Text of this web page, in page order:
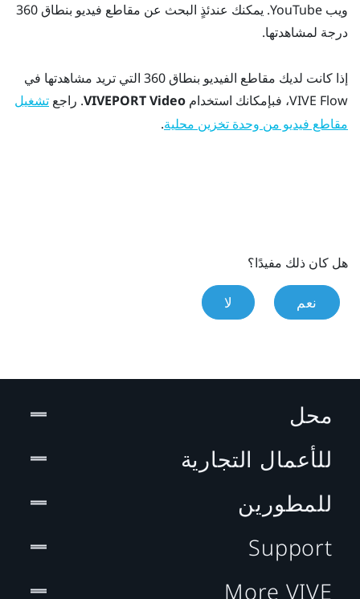
ويب YouTube
. يمكنك عندئذٍ البحث عن مقاطع فيديو بنطاق 360
درجة لمشاهدتها.
إذا كانت لديك مقاطع الفيديو بنطاق 360 التي تريد مشاهدتها في
VIVE Flow، فبإمكانك استخدام VIVEPORT Video. راجع تشغيل
مقاطع فيديو من وحدة تخزين محلية.
هل كان ذلك مفيدًا؟
نعم لا
محل
للأعمال التجارية
للمطورين
Support
More VIVE